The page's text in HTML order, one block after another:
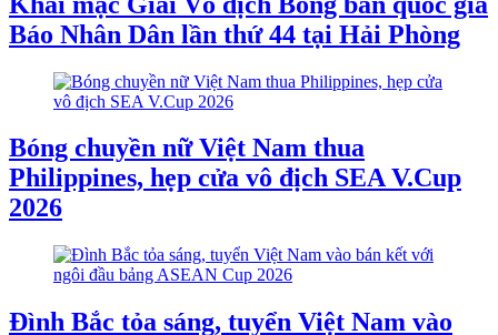
Báo Nhân Dân lần thứ 44 tại Hải Phòng
Bóng chuyền nữ Việt Nam thua
Philippines, hẹp cửa vô địch SEA V.Cup
2026
Đình Bắc tỏa sáng, tuyển Việt Nam vào